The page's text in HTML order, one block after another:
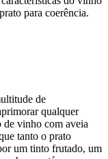
para coerência.
de
qualquer
de vinho com aveia
tanto o prato
um tinto frutado, um